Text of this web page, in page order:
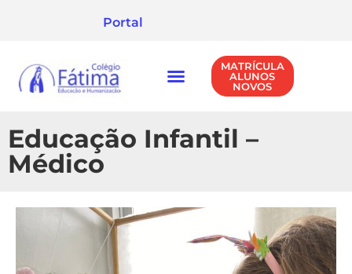
Portal
MATRÍCULA
ALUNOS
NOVOS
Educação Infantil –
Médico